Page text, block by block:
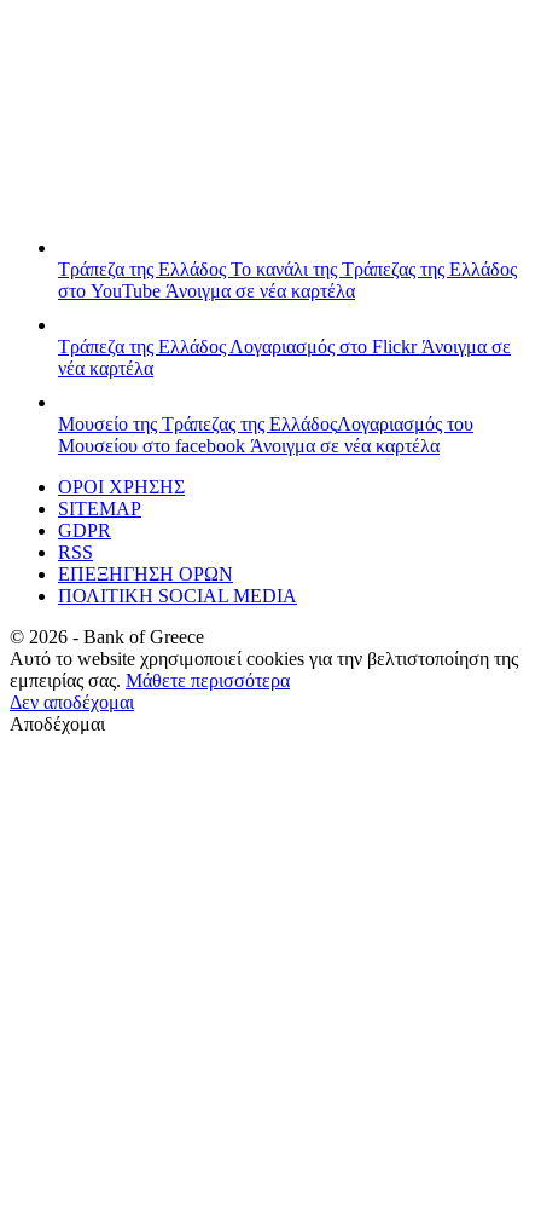
Τράπεζα της Ελλάδος Το κανάλι της Τράπεζας της Ελλάδος
στο YouTube Άνοιγμα σε νέα καρτέλα
Τράπεζα της Ελλάδος Λογαριασμός στο FlickrΆνοιγμα σε
νέα καρτέλα
Μουσείο της Τράπεζας της ΕλλάδοςΛογαριασμός του
Μουσείου στο facebook Άνοιγμα σε νέα καρτέλα
ΟΡΟΙ ΧΡΗΣΗΣ
SITEMAP
GDPR
RSS
ΕΠΕΞΗΓΗΣΗ ΟΡΩΝ
ΠΟΛΙΤΙΚΗ SOCIAL MEDIA
© 2026 - Bank of Greece
Αυτό το website χρησιμοποιεί cookies για την βελτιστοποίηση της
εμπειρίας σας. Μάθετε περισσότερα
Δεν αποδέχομαι
Αποδέχομαι